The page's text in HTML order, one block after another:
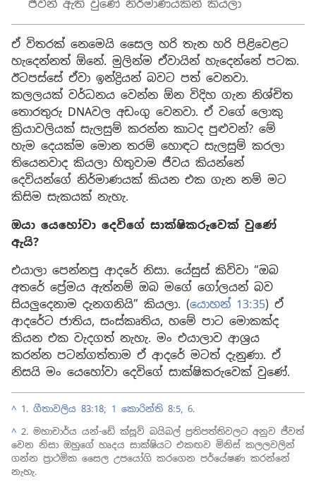
ජීවීන් ඇති වුණේ නිර්මාණයකින් කියලා
ඒ විතරක් නෙමෙයි සෛල හරි තැන හරි පිළිවෙළට
හැදෙන්නත් ඕනේ. මුලින්ම ඒවායින් හැදෙන්නේ පටක.
ඊටපස්සේ ඒවා ඉන්ද්‍රියන් බවට පත් වෙනවා.
කලලයක් වර්ධනය වෙන්න ඕන විදිහ ගැන නිශ්චිත
තොරතුරු DNAවල අඩංගු වෙනවා. ඒ වගේ ලොකු
ක්‍රියාවලියක් සැලසුම් කරන්න කාටද පුළුවන්? මේ
හැම දෙයක්ම මොන තරම් හොඳට සැලසුම් කරලා
තියෙනවාද කියලා හිතුවාම ජීවය කියන්නේ
දෙවියන්ගේ නිර්මාණයක් කියන එක ගැන නම් මට
කිසිම සැකයක් නැහැ.
ඔයා යෙහෝවා දෙවිගේ සාක්ෂිකරුවෙක් වුණේ
ඇයි?
එයාලා පෙන්නපු ආදරේ නිසා. යේසුස් කිව්වා “ඔබ
අතරේ ප්‍රේමය ඇත්නම් ඔබ මගේ ගෝලයන් බව
සියලුදෙනාම දැනගනියි” කියලා. (යොහන් 13:35) ඒ
ආදරේට ජාතිය, සංස්කෘතිය, හමේ පාට මොකක්ද
කියන එක වැදගත් නැහැ. මං එයාලාව ආශ්‍රය
කරන්න පටන්ගත්තාම ඒ ආදරේ මටත් දැනුණා. ඒ
නිසයි මං යෙහෝවා දෙවිගේ සාක්ෂිකරුවෙක් වුණේ.
^ 1. ගීතාවලිය 83:18; 1 කොරින්ති 8:5, 6.
^ 2. මහාචාර්ය යන්-ඩේ ක්සූව් බයිබල් ප්‍රතිපත්තිවලට අනුව ජීවත්
වෙන නිසා ඔහුගේ හෘදය සාක්ෂියට එකඟව මිනිස් කලලවලින්
ගන්න ප්‍රාථමික සෛල උපයෝගි කරගෙන පර්යේෂණ කරන්නේ
නැහැ.